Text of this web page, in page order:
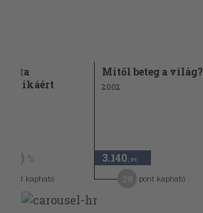
50
pont kapható
Mitől beteg a világ?
2002
3.140 ,-Ft
pont kapható